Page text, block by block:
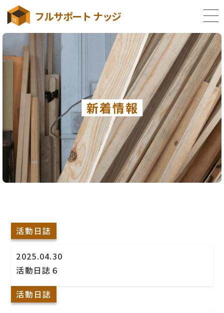
フルサポート ナッジ
新着情報
活動日誌
2025.04.30
活動日誌６
活動日誌